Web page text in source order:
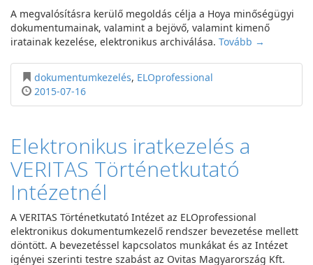
A megvalósításra kerülő megoldás célja a Hoya minőségügyi
dokumentumainak, valamint a bejövő, valamint kimenő
iratainak kezelése, elektronikus archiválása. Tovább →
dokumentumkezelés, ELOprofessional
2015-07-16
Elektronikus iratkezelés a
VERITAS Történetkutató
Intézetnél
A VERITAS Történetkutató Intézet az ELOprofessional
elektronikus dokumentumkezelő rendszer bevezetése mellett
döntött. A bevezetéssel kapcsolatos munkákat és az Intézet
igényei szerinti testre szabást az Ovitas Magyarország Kft.